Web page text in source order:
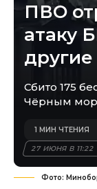
ПВО
атаку
Сбито 175
Чёрным
27 ИЮНЯ В 11:22
1 МИН ЧТЕНИЯ
Фото: